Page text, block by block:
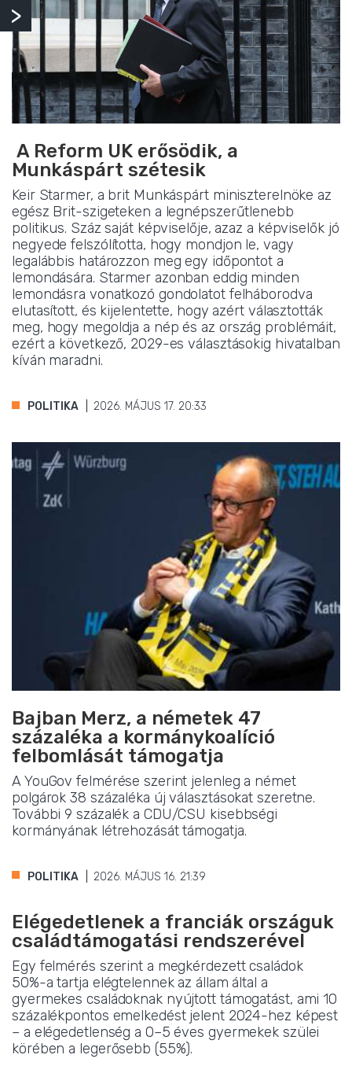
A Reform UK erősödik, a
Munkáspárt szétesik
Keir Starmer, a brit Munkáspárt miniszterelnöke az
egész Brit-szigeteken a legnépszerűtlenebb
politikus. Száz saját képviselője, azaz a képviselők jó
negyede felszólította, hogy mondjon le, vagy
legalábbis határozzon meg egy időpontot a
lemondására. Starmer azonban eddig minden
lemondásra vonatkozó gondolatot felháborodva
elutasított, és kijelentette, hogy azért választották
meg, hogy megoldja a nép és az ország problémáit,
ezért a következő, 2029-es választásokig hivatalban
kíván maradni.
POLITIKA 2026. MÁJUS 17. 20:33
Bajban Merz, a németek 47
százaléka a kormánykoalíció
felbomlását támogatja
A YouGov felmérése szerint jelenleg a német
polgárok 38 százaléka új választásokat szeretne.
További 9 százalék a CDU/CSU kisebbségi
kormányának létrehozását támogatja.
POLITIKA 2026. MÁJUS 16. 21:39
Elégedetlenek a franciák országuk
családtámogatási rendszerével
Egy felmérés szerint a megkérdezett családok
50%-a tartja elégtelennek az állam által a
gyermekes családoknak nyújtott támogatást, ami 10
százalékpontos emelkedést jelent 2024-hez képest
– a elégedetlenség a 0–5 éves gyermekek szülei
körében a legerősebb (55%).